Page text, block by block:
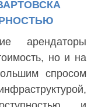
арендаторы
но и на
спросом